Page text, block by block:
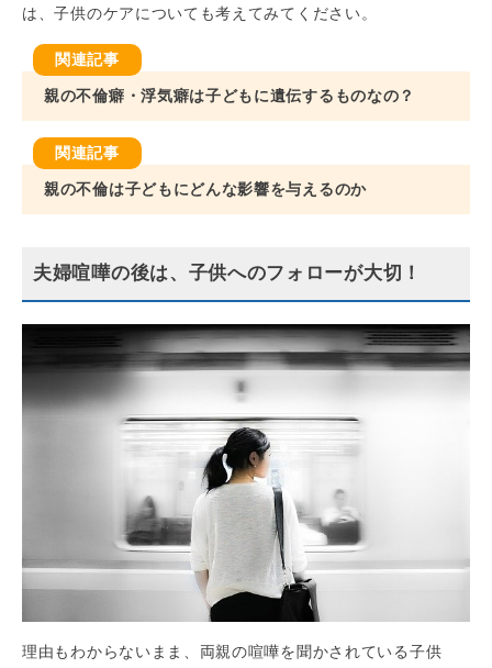
は、子供のケアについても考えてみてください。
親の不倫癖・浮気癖は子どもに遺伝するものなの？
親の不倫は子どもにどんな影響を与えるのか
夫婦喧嘩の後は、子供へのフォローが大切！
理由もわからないまま、両親の喧嘩を聞かされている子供